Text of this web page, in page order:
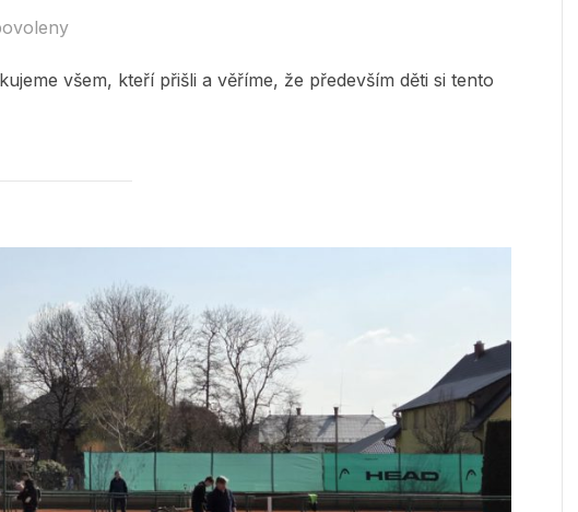
všem, kteří přišli a věříme, že především děti si tento